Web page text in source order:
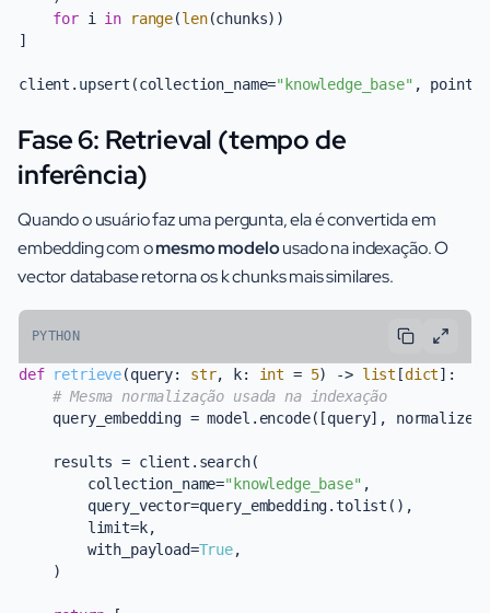
for i in range(len(chunks))
]
client.upsert(collection_name="knowledge_base"
Fase 6: Retrieval (tempo de
inferência)
Quando o usuário faz uma pergunta, ela é convertida em
embedding com omesmo modelousado na indexação. O
vector database retorna os k chunks mais similares.
PYTHON
def retrieve(query: str, k: int = 5) -> list [dict]:
# Mesma normalização usada na indexação
query_embedding = model.encode([query],
    results = client.search(
        collection_name=
"knowledge_base" ,
        query_vector=query_embedding.tolist(),
        limit=k,
        with_payload=
True,
    )